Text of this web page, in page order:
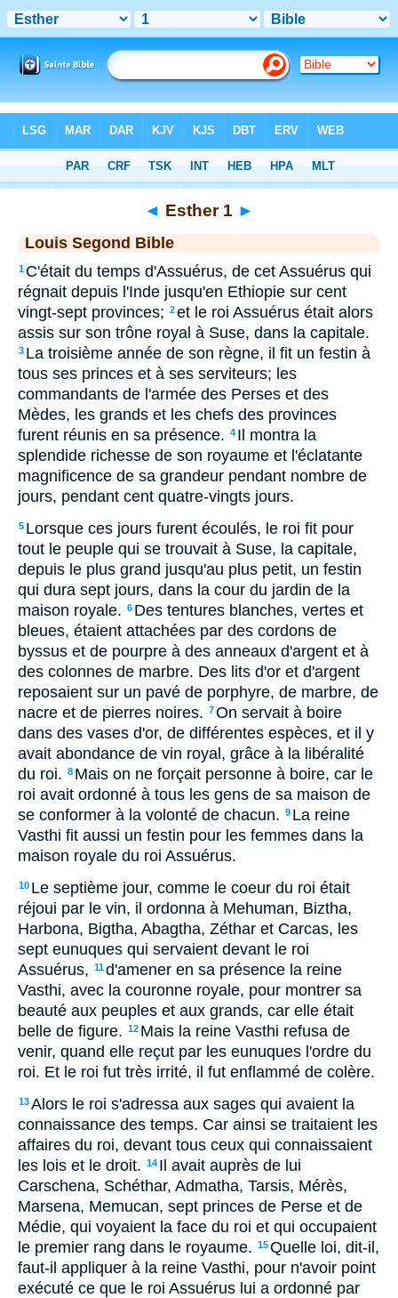
◄ Esther 1 ►
Louis Segond Bible
1 C'était du temps d'Assuérus, de cet Assuérus qui
régnait depuis l'Inde jusqu'en Ethiopie sur cent
vingt-sept provinces; 2et le roi Assuérus était alors
assis sur son trône royal à Suse, dans la capitale.
3 La troisième année de son règne, il fit un festin à
tous ses princes et à ses serviteurs; les
commandants de l'armée des Perses et des
Mèdes, les grands et les chefs des provinces
furent réunis en sa présence. 4 Il montra la
splendide richesse de son royaume et l'éclatante
magnificence de sa grandeur pendant nombre de
jours, pendant cent quatre-vingts jours.
5 Lorsque ces jours furent écoulés, le roi fit pour
tout le peuple qui se trouvait à Suse, la capitale,
depuis le plus grand jusqu'au plus petit, un festin
qui dura sept jours, dans la cour du jardin de la
maison royale. 6 Des tentures blanches, vertes et
bleues, étaient attachées par des cordons de
byssus et de pourpre à des anneaux d'argent et à
des colonnes de marbre. Des lits d'or et d'argent
reposaient sur un pavé de porphyre, de marbre, de
nacre et de pierres noires. 7On servait à boire
dans des vases d'or, de différentes espèces, et il y
avait abondance de vin royal, grâce à la libéralité
du roi. 8 Mais on ne forçait personne à boire, car le
roi avait ordonné à tous les gens de sa maison de
se conformer à la volonté de chacun. 9 La reine
Vasthi fit aussi un festin pour les femmes dans la
maison royale du roi Assuérus.
10 Le septième jour, comme le coeur du roi était
réjoui par le vin, il ordonna à Mehuman, Biztha,
Harbona, Bigtha, Abagtha, Zéthar et Carcas, les
sept eunuques qui servaient devant le roi
Assuérus, 11d'amener en sa présence la reine
Vasthi, avec la couronne royale, pour montrer sa
beauté aux peuples et aux grands, car elle était
belle de figure. 12 Mais la reine Vasthi refusa de
venir, quand elle reçut par les eunuques l'ordre du
roi. Et le roi fut très irrité, il fut enflammé de colère.
13Alors le roi s'adressa aux sages qui avaient la
connaissance des temps. Car ainsi se traitaient les
affaires du roi, devant tous ceux qui connaissaient
les lois et le droit. 14 Il avait auprès de lui
Carschena, Schéthar, Admatha, Tarsis, Mérès,
Marsena, Memucan, sept princes de Perse et de
Médie, qui voyaient la face du roi et qui occupaient
le premier rang dans le royaume. 15Quelle loi, dit-il,
faut-il appliquer à la reine Vasthi, pour n'avoir point
exécuté ce que le roi Assuérus lui a ordonné par